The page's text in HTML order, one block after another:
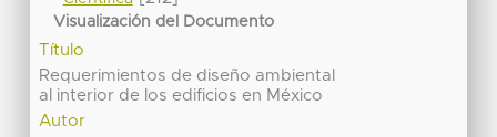
Visualización del Documento
Título
Requerimientos de diseño ambiental
al interior de los edificios en México
Autor